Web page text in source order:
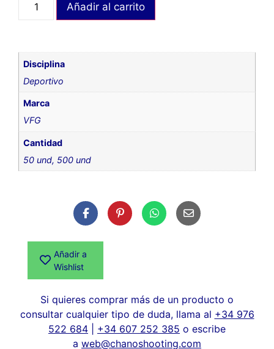
Añadir al carrito
Disciplina
Deportivo
Marca
VFG
Cantidad
50 und, 500 und
Añadir a
Wishlist
Si quieres comprar más de un producto o
consultar cualquier tipo de duda, llama al +34 976
522 684
+34 607 252 385 o escribe
a web@chanoshooting.com